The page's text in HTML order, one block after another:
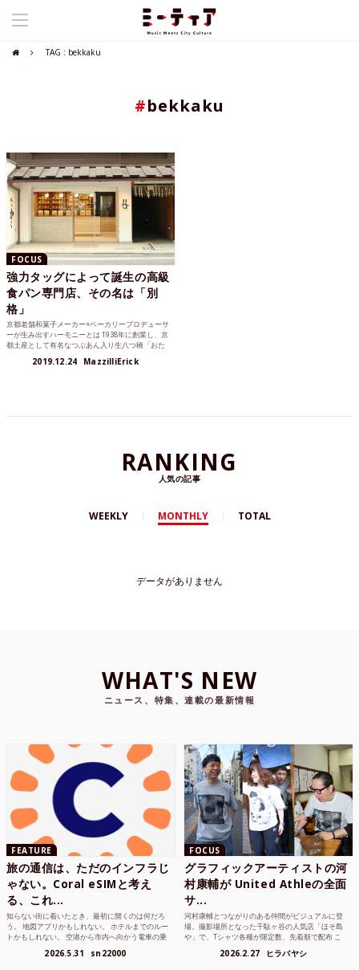
TAG : bekkaku
#bekkaku
FOCUS
強力タッグによって誕生の高級
食パン専門店、その名は「別
格」
京都老舗和菓子メーカー×ベーカリープロデューサ
ーが生み出すハーモニーとは 1938年に創業し、京
都土産として有名なつぶあん入り生八つ橋「おた
2019.12.24 MazzilliErick
RANKING
人気の記事
WEEKLY MONTHLY TOTAL
データがありません
WHAT'S NEW
ニュース、特集、連載の最新情報
FEATURE
旅の通信は、ただのインフラじ
ゃない。Coral eSIMと考え
る、これ...
知らない街に着いたとき、最初に開くのは何だろ
う。 地図アプリかもしれない。 ホテルまでのルー
トかもしれない。 空港から市内へ向かう電車の乗
2026.5.31 sn22000
FOCUS
グラフィックアーティストの河
村康輔が United Athleの全面
サ...
河村康輔とつながりのある仲間がビジュアルに登
場。撮影場所となった千駄ヶ谷の人気店「ほそ島
や」で、Tシャツ各種が限定数、先着順で配布 こ
2026.2.27 ヒラバヤシ